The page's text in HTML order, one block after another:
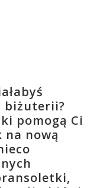
biżuterii?
pomogą Ci
na nową